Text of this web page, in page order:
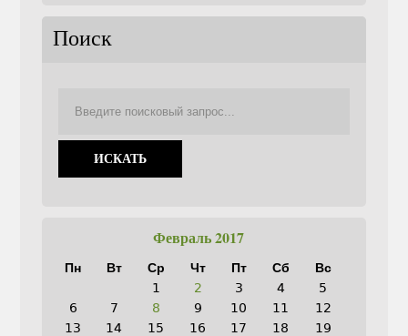
Поиск
Февраль 2017
Пн Вт Ср Чт Пт Сб
Вс
1
2 3 4
5
6
7 8 9 10 11
12
13
14 15 16 17 18
19